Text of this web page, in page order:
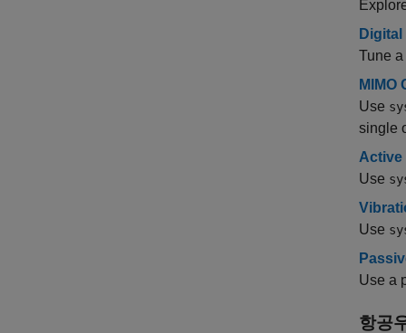
Tune
MIMO
Use
single
Active
Use
Use
Use a
항공